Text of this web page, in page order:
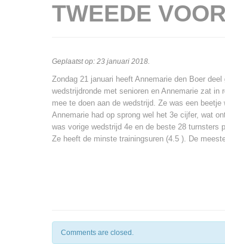
TWEEDE
Geplaatst op: 23 januari 2018.
Zondag 21 januari heeft Annemarie den Boer
wedstrijdronde met senioren en Annemarie zat
mee te doen aan de wedstrijd. Ze was een
Annemarie had op sprong wel het 3e cijfer, wat
was vorige wedstrijd 4e en de beste 28 turnsters
Ze heeft de minste trainingsuren (4.5 ). De
Comments are closed.